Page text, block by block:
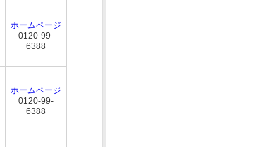
ホームページ
0120-99-
6388
ホームページ
0120-99-
6388